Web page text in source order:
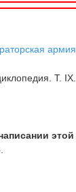
армия
T. IX.
этой